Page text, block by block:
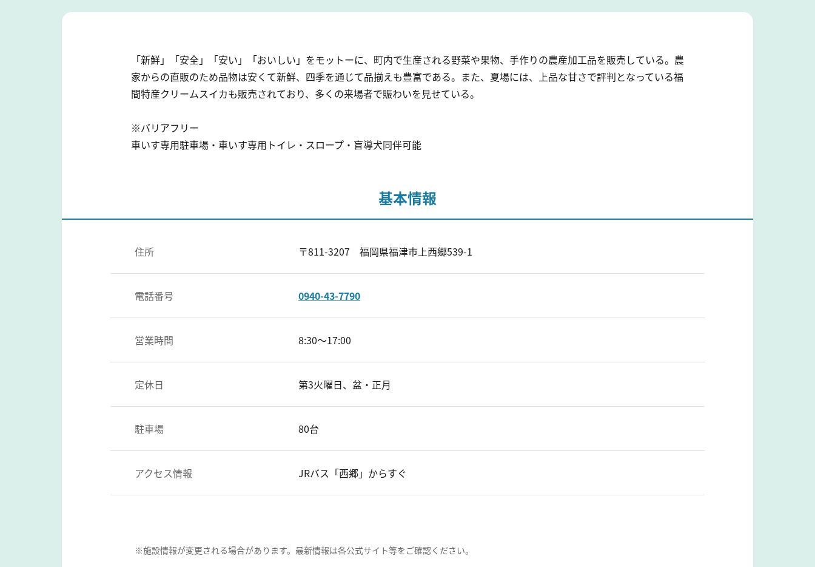
「新鮮」「安全」「安い」「おいしい」をモットーに、町内で生産される野菜や果物、手作りの農産加工品を販売している。農
家からの直販のため品物は安くて新鮮、四季を通じて品揃えも豊富である。また、夏場には、上品な甘さで評判となっている福
間特産クリームスイカも販売されており、多くの来場者で賑わいを見せている。
※バリアフリー
車いす専用駐車場・車いす専用トイレ・スロープ・盲導犬同伴可能
基本情報
住所 〒811-3207 福岡県福津市上西郷539-1
電話番号 0940-43-7790
営業時間 8:30～17:00
定休日 第3火曜日、盆・正月
駐車場 80台
アクセス情報 JRバス「西郷」からすぐ
※施設情報が変更される場合があります。最新情報は各公式サイト等をご確認ください。